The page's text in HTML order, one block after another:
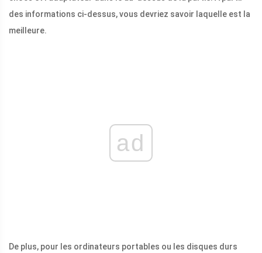
des informations ci-dessus, vous devriez savoir laquelle est la
meilleure.
ad
De plus, pour les ordinateurs portables ou les disques durs